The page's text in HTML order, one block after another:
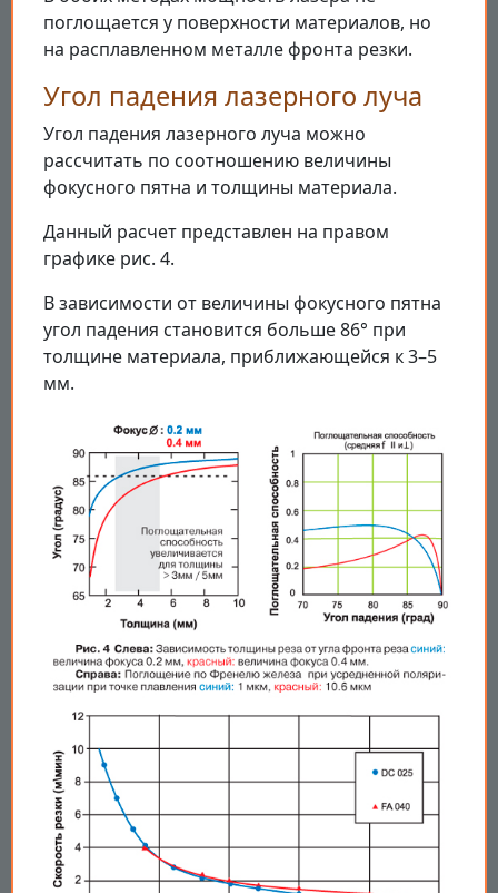
поглощается у поверхности материалов, но
на расплавленном металле фронта резки.
Угол падения лазерного луча
Угол падения лазерного луча можно
рассчитать по соотношению величины
фокусного пятна и толщины материала.
Данный расчет представлен на правом
графике рис. 4.
В зависимости от величины фокусного пятна
угол падения становится больше 86° при
толщине материала, приближающейся к 3–5
мм.